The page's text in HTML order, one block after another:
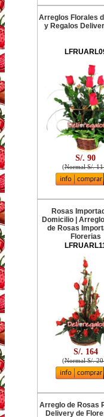
Arreglos Florales
y Regalos
S/. 90
(Normal S/.
Rosas
Domicilio |
de Rosas
Florerias
S/. 164
(Normal S/.
Arreglo de Rosas
Delivery de